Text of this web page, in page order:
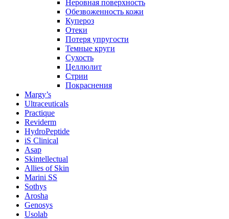
Неровная поверхность
Обезвоженность кожи
Купероз
Отеки
Потеря упругости
Темные круги
Сухость
Целлюлит
Стрии
Покраснения
Margy’s
Ultraceuticals
Practique
Reviderm
HydroPeptide
iS Clinical
Asap
Skintellectual
Allies of Skin
Marini SS
Sothys
Arosha
Genosys
Usolab